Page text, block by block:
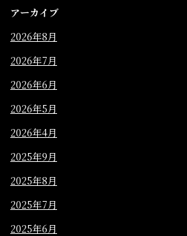
アーカイブ
2026年8月
2026年7月
2026年6月
2026年5月
2026年4月
2025年9月
2025年8月
2025年7月
2025年6月